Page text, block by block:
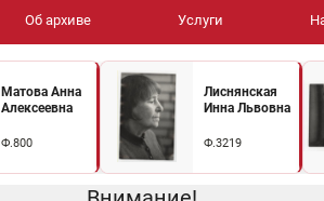
Об архиве Услуги
Матова Анна
Алексеевна
Ф.800
Лиснянская
Инна Львовна
Ф.3219